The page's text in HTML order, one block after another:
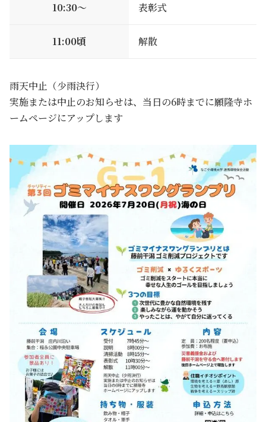
10:30〜 表彰式
11:00頃 解散
雨天中止（少雨決行）
実施または中止のお知らせは、当日の6時までに願隆寺ホ
ームページにアップします